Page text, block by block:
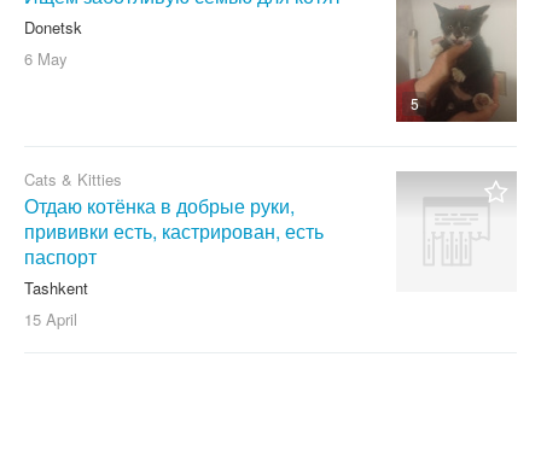
5
Donetsk
6 May
Cats & Kitties
Отдаю котёнка в добрые руки,
прививки есть, кастрирован, есть
паспорт
Tashkent
15 April